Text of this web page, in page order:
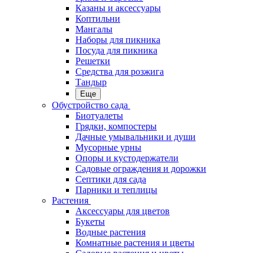
Казаны и аксессуары
Коптильни
Мангалы
Наборы для пикника
Посуда для пикника
Решетки
Средства для розжига
Тандыр
Еще
Обустройство сада
Биотуалеты
Грядки, компостеры
Дачные умывальники и души
Мусорные урны
Опоры и кустодержатели
Садовые ограждения и дорожки
Септики для сада
Парники и теплицы
Растения
Аксессуары для цветов
Букеты
Водные растения
Комнатные растения и цветы